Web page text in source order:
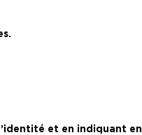
et en indiquant en